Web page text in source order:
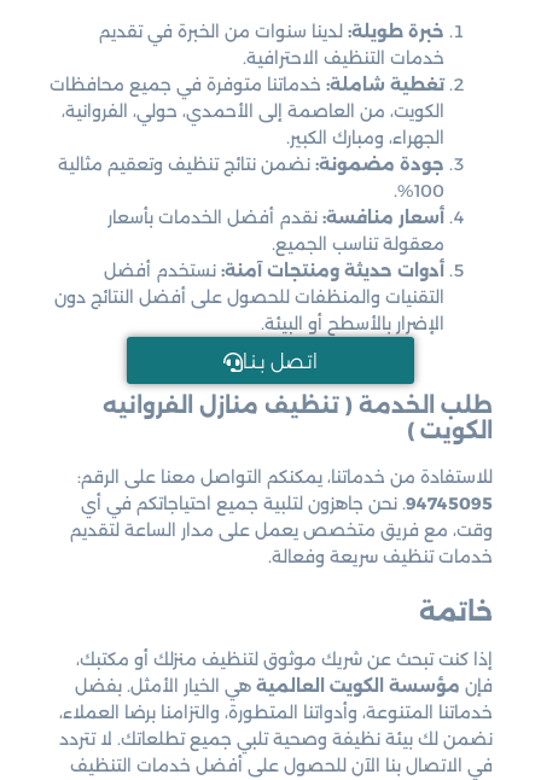
خبرة طويلة: لدينا سنوات من الخبرة في تقديم
خدمات التنظيف الاحترافية.
تغطية شاملة: خدماتنا متوفرة في جميع محافظات
الكويت، من العاصمة إلى الأحمدي، حولي، الفروانية،
الجهراء، ومبارك الكبير.
جودة مضمونة: نضمن نتائج تنظيف وتعقيم مثالية
100%.
أسعار منافسة: نقدم أفضل الخدمات بأسعار
معقولة تناسب الجميع.
أدوات حديثة ومنتجات آمنة: نستخدم أفضل
التقنيات والمنظفات للحصول على أفضل النتائج دون
الإضرار بالأسطح أو البيئة.
اتـصل بـنـا
طلب الخدمة ( تنظيف منازل الفروانيه
الكويت )
للاستفادة من خدماتنا، يمكنكم التواصل معنا على الرقم:
94745095. نحن جاهزون لتلبية جميع احتياجاتكم في أي
وقت، مع فريق متخصص يعمل على مدار الساعة لتقديم
خدمات تنظيف سريعة وفعالة.
خاتمة
إذا كنت تبحث عن شريك موثوق لتنظيف منزلك أو مكتبك،
فإن مؤسسة الكويت العالمية هي الخيار الأمثل. بفضل
خدماتنا المتنوعة، وأدواتنا المتطورة، والتزامنا برضا العملاء،
نضمن لك بيئة نظيفة وصحية تلبي جميع تطلعاتك. لا تتردد
في الاتصال بنا الآن للحصول على أفضل خدمات التنظيف